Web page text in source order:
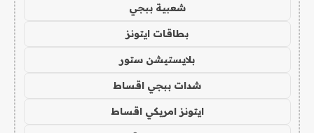
شعبية ببجي
بطاقات ايتونز
بلايستيشن ستور
شدات ببجي اقساط
ايتونز امريكي اقساط